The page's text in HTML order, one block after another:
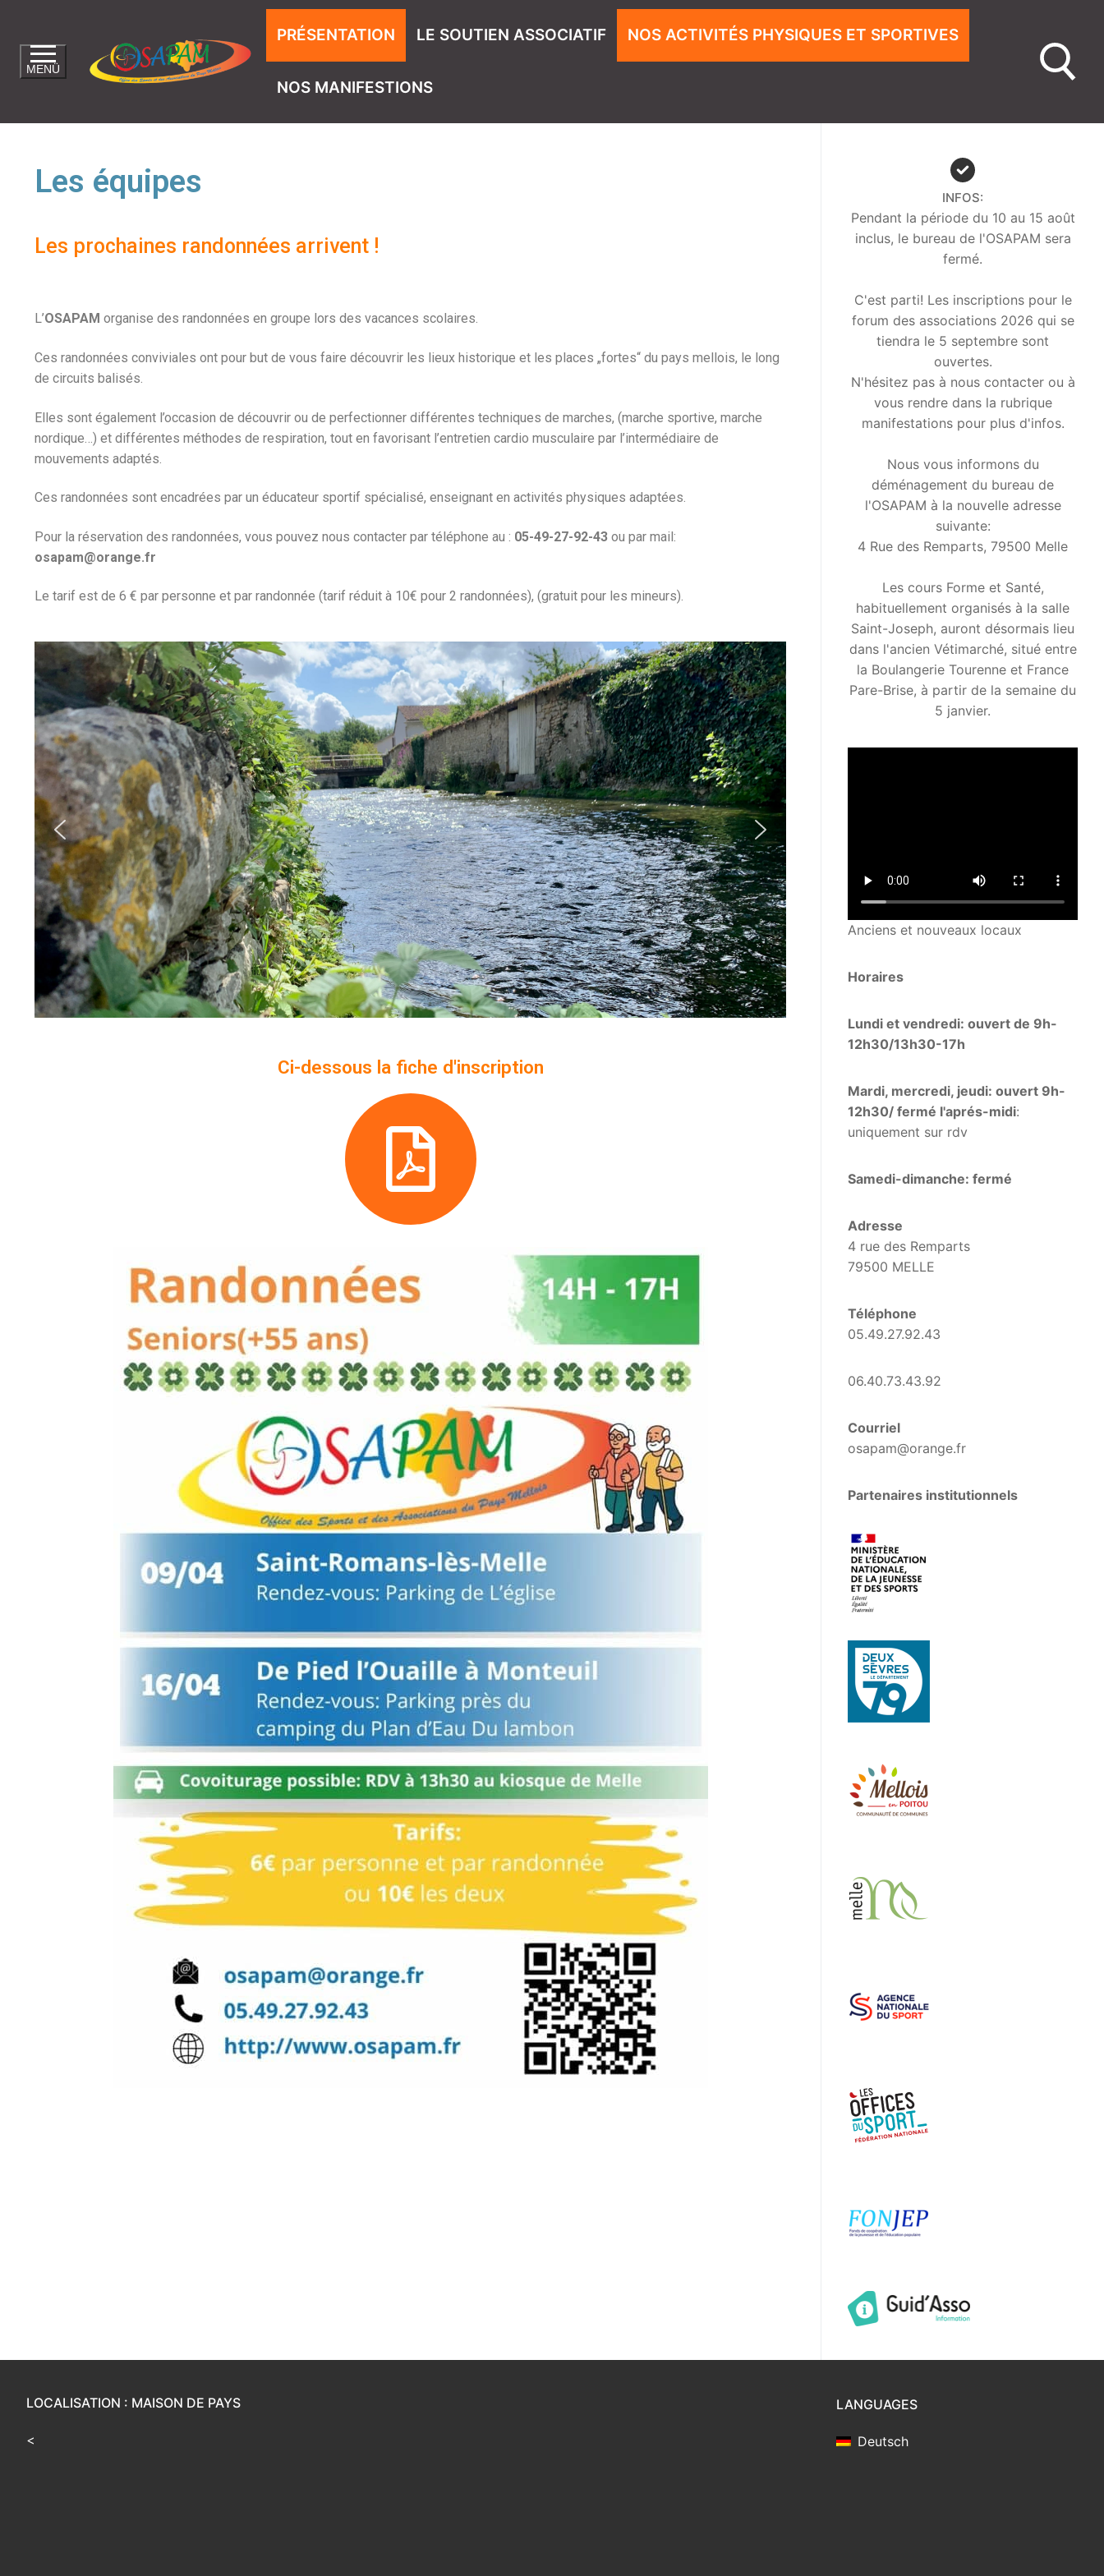
MENÜ
PRÉSENTATION LE SOUTIEN ASSOCIATIF NOS ACTIVITÉS PHYSIQUES ET SPORTIVES
NOS MANIFESTIONS
Les équipes
Les prochaines randonnées arrivent !
L’OSAPAM organise des randonnées en groupe lors des vacances scolaires.
Ces randonnées conviviales ont pour but de vous faire découvrir les lieux historique et les places „fortes“ du pays mellois, le long
de circuits balisés.
Elles sont également l’occasion de découvrir ou de perfectionner différentes techniques de marches, (marche sportive, marche
nordique…) et différentes méthodes de respiration, tout en favorisant l’entretien cardio musculaire par l’intermédiaire de
mouvements adaptés.
Ces randonnées sont encadrées par un éducateur sportif spécialisé, enseignant en activités physiques adaptées.
Pour la réservation des randonnées, vous pouvez nous contacter par téléphone au : 05-49-27-92-43 ou par mail:
osapam@orange.fr
Le tarif est de 6 € par personne et par randonnée (tarif réduit à 10€ pour 2 randonnées), (gratuit pour les mineurs).
Ci-dessous la fiche d'inscription
INFOS:
Pendant la période du 10 au 15 août
inclus, le bureau de l'OSAPAM sera
fermé.
C'est parti! Les inscriptions pour le
forum des associations 2026 qui se
tiendra le 5 septembre sont
ouvertes.
N'hésitez pas à nous contacter ou à
vous rendre dans la rubrique
manifestations pour plus d'infos.
Nous vous informons du
déménagement du bureau de
l'OSAPAM à la nouvelle adresse
suivante:
4 Rue des Remparts, 79500 Melle
Les cours Forme et Santé,
habituellement organisés à la salle
Saint-Joseph, auront désormais lieu
dans l'ancien Vétimarché, situé entre
la Boulangerie Tourenne et France
Pare-Brise, à partir de la semaine du
5 janvier.
Anciens et nouveaux locaux
Horaires
Lundi et vendredi: ouvert de 9h-
12h30/13h30-17h
Mardi, mercredi, jeudi: ouvert 9h-
12h30/ fermé l'aprés-midi:
uniquement sur rdv
Samedi-dimanche: fermé
Adresse
4 rue des Remparts
79500 MELLE
Téléphone
05.49.27.92.43
06.40.73.43.92
Courriel
osapam@orange.fr
Partenaires institutionnels
LOCALISATION : MAISON DE PAYS
<
LANGUAGES
Deutsch